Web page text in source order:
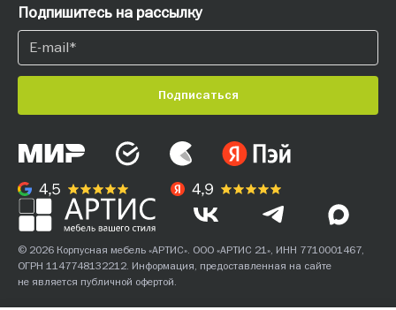
Подпишитесь на рассылку
Подписаться
© 2026 Корпусная мебель «АРТИС». ООО «АРТИС 21», ИНН 7710001467,
ОГРН 1147748132212. Информация, предоставленная на сайте
не является публичной офертой.